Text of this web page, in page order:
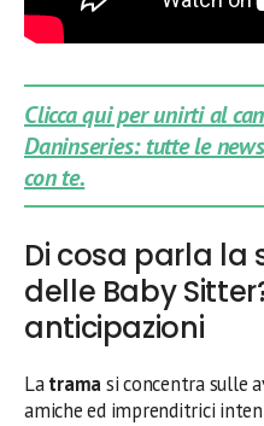
Clicca qui per unirti al
Daninseries: tutte le
con te.
Di cosa parla la
delle Baby
anticipazioni
Latramasi concentra sulle
amiche ed imprenditrici